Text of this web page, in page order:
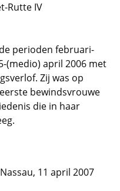
Rutte IV
perioden februari-
(medio) april 2006 met
Zij was op
bewindsvrouwe
die in haar
11 april 2007